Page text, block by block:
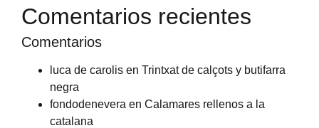
Comentarios recientes
Comentarios
luca de carolis en Trintxat de calçots y butifarra
negra
fondodenevera en Calamares rellenos a la
catalana